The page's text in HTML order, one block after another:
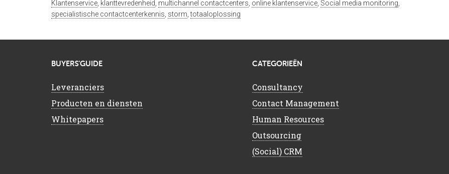
Klantenservice klanttevredenheid multichannel contactcenters online klantenservice Social media monitoring
specialistische contactcenterkennis storm ,totaaloplossing
BUYERS’GUIDE
Leveranciers
Producten en diensten
Whitepapers
CATEGORIEËN
Consultancy
Contact Management
Human Resources
Outsourcing
(Social) CRM